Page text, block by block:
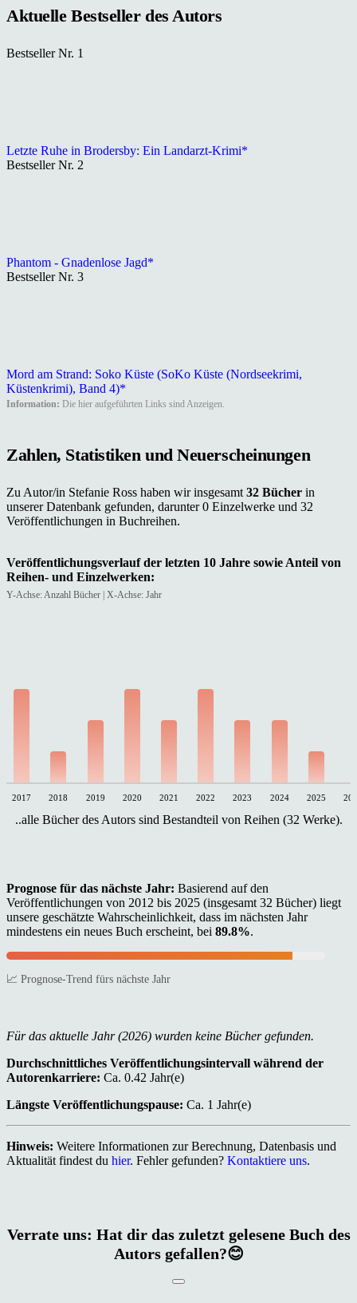
Aktuelle Bestseller des Autors
Bestseller Nr. 1
Letzte Ruhe in Brodersby: Ein Landarzt-Krimi*
Bestseller Nr. 2
Phantom - Gnadenlose Jagd*
Bestseller Nr. 3
Mord am Strand: Soko Küste (SoKo Küste (Nordseekrimi,
Küstenkrimi), Band 4)*
Information: Die hier aufgeführten Links sind Anzeigen.
Zahlen, Statistiken und Neuerscheinungen
Zu Autor/in Stefanie Ross haben wir insgesamt 32 Bücher in
unserer Datenbank gefunden, darunter 0 Einzelwerke und 32
Veröffentlichungen in Buchreihen.
Veröffentlichungsverlauf der letzten 10 Jahre sowie Anteil von
Reihen- und Einzelwerken:
Y-Achse: Anzahl Bücher | X-Achse: Jahr
2017 2018 2019 2020 2021 2022 2023 2024 2025
..alle Bücher des Autors sind Bestandteil von Reihen (32 Werke).
Prognose für das nächste Jahr: Basierend auf den
Veröffentlichungen von 2012 bis 2025 (insgesamt 32 Bücher) liegt
unsere geschätzte Wahrscheinlichkeit, dass im nächsten Jahr
mindestens ein neues Buch erscheint, bei 89.8%.
📈 Prognose-Trend fürs nächste Jahr
Für das aktuelle Jahr (2026) wurden keine Bücher gefunden.
Durchschnittliches Veröffentlichungsintervall während der
Autorenkarriere: Ca. 0.42 Jahr(e)
Längste Veröffentlichungspause: Ca. 1 Jahr(e)
Hinweis: Weitere Informationen zur Berechnung, Datenbasis und
Aktualität findest du hier. Fehler gefunden? Kontaktiere uns.
Verrate uns: Hat dir das zuletzt gelesene Buch des
Autors gefallen?😊